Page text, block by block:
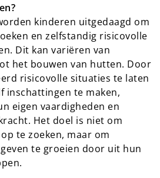
kinderen uitgedaagd om
en zelfstandig risicovolle
Dit kan variëren van
het bouwen van hutten. Door
risicovolle situaties te laten
inschattingen te maken,
eigen vaardigheden en
Het doel is niet om
te zoeken, maar om
te groeien door uit hun